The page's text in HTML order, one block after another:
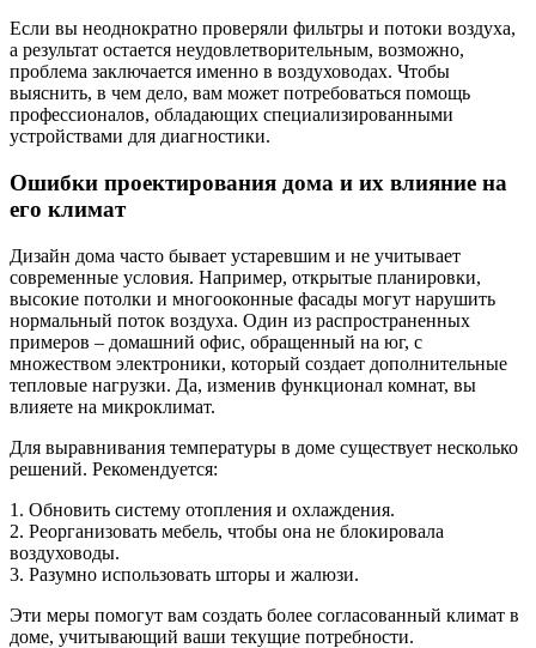
Если вы неоднократно проверяли фильтры и потоки воздуха,
а результат остается неудовлетворительным, возможно,
проблема заключается именно в воздуховодах. Чтобы
выяснить, в чем дело, вам может потребоваться помощь
профессионалов, обладающих специализированными
устройствами для диагностики.
Ошибки проектирования дома и их влияние на
его климат
Дизайн дома часто бывает устаревшим и не учитывает
современные условия. Например, открытые планировки,
высокие потолки и многооконные фасады могут нарушить
нормальный поток воздуха. Один из распространенных
примеров – домашний офис, обращенный на юг, с
множеством электроники, который создает дополнительные
тепловые нагрузки. Да, изменив функционал комнат, вы
влияете на микроклимат.
Для выравнивания температуры в доме существует несколько
решений. Рекомендуется:
1. Обновить систему отопления и охлаждения.
2. Реорганизовать мебель, чтобы она не блокировала
воздуховоды.
3. Разумно использовать шторы и жалюзи.
Эти меры помогут вам создать более согласованный климат в
доме, учитывающий ваши текущие потребности.